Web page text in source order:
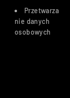
Przetwarza
nie danych
osobowych